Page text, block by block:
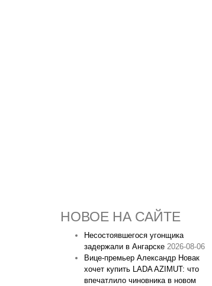
НОВОЕ НА САЙТЕ
Несостоявшегося угонщика
задержали в Ангарске 2026-08-06
Вице‑премьер Александр Новак
хочет купить LADA AZIMUT: что
впечатлило чиновника в новом